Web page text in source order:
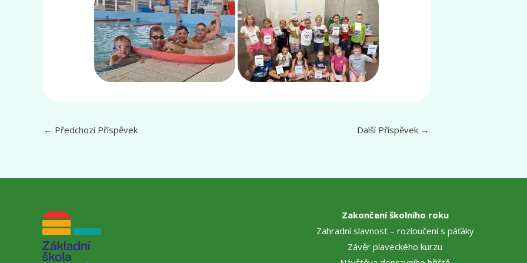
← Předchozí Příspěvek Další Příspěvek →
Zakončení školního roku
Zahradní slavnost – rozloučení s páťáky
Závěr plaveckého kurzu